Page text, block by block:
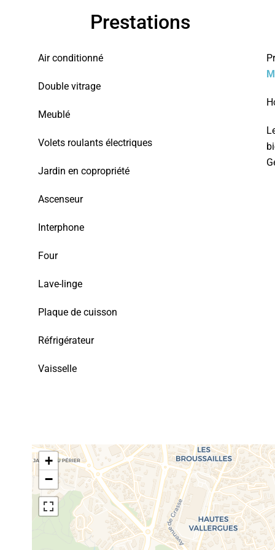
Prestations
Air conditionné
Double vitrage
Meublé
Volets roulants électriques
Jardin en copropriété
Ascenseur
Interphone
Four
Lave-linge
Plaque de cuisson
Réfrigérateur
Vaisselle
+
−